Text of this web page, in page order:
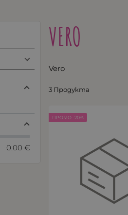
VERO
Vero
3 Продукта
ПРОМО -20%
0.00 €